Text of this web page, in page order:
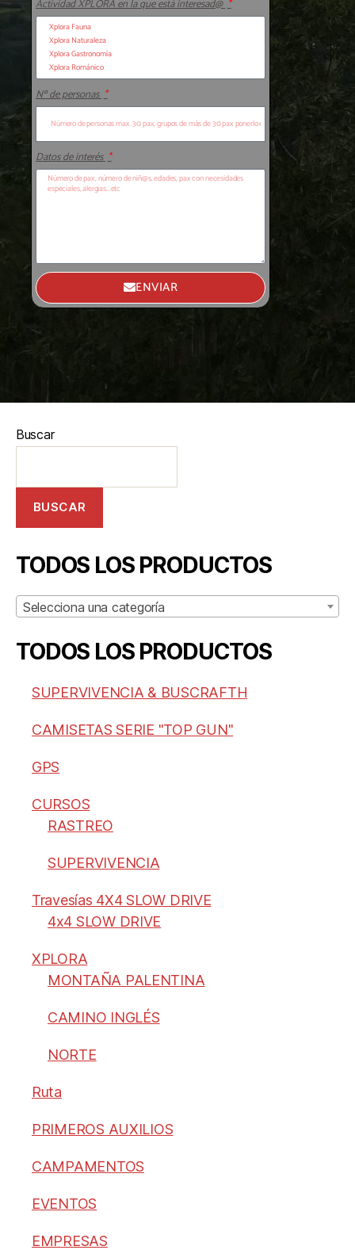
Actividad XPLORA en la que está interesad@
Nº de personas
Datos de interés
ENVIAR
Buscar
BUSCAR
TODOS LOS PRODUCTOS
Selecciona una categoría
TODOS LOS PRODUCTOS
SUPERVIVENCIA & BUSCRAFTH
CAMISETAS SERIE "TOP GUN"
GPS
CURSOS
RASTREO
SUPERVIVENCIA
Travesías 4X4 SLOW DRIVE
4x4 SLOW DRIVE
XPLORA
MONTAÑA PALENTINA
CAMINO INGLÉS
NORTE
Ruta
PRIMEROS AUXILIOS
CAMPAMENTOS
EVENTOS
EMPRESAS